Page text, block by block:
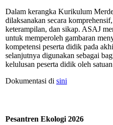
Dalam kerangka Kurikulum
dilaksanakan secara
keterampilan, dan sikap. ASAJ
untuk memperoleh gambaran
kompetensi peserta didik pada
selanjutnya digunakan sebagai
kelulusan peserta didik oleh
Dokumentasi di sini
Pesantren Ekologi 2026